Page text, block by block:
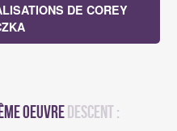
DE COREY
oeuvre Descent :